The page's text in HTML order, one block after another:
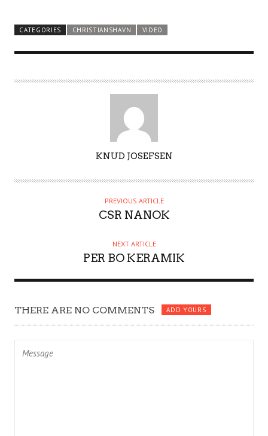
CATEGORIES CHRISTIANSHAVN VIDEO
T
KNUD JOSEFSEN
PREVIOUS ARTICLE
CSR NANOK
NEXT ARTICLE
PER BO KERAMIK
THERE ARE NO COMMENTS ADD YOURS